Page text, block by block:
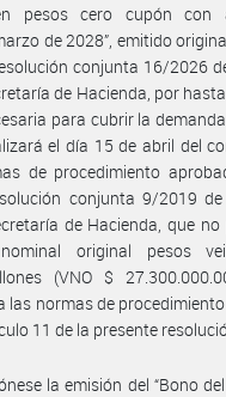
pesos cero cupón con
de 2028”, emitido
conjunta 16/2026
de Hacienda, por
para cubrir la
el día 15 de abril del
de procedimiento
conjunta 9/2019
de Hacienda, que
original pesos
(VNO $
las normas de
11 de la presente
la emisión del “Bono